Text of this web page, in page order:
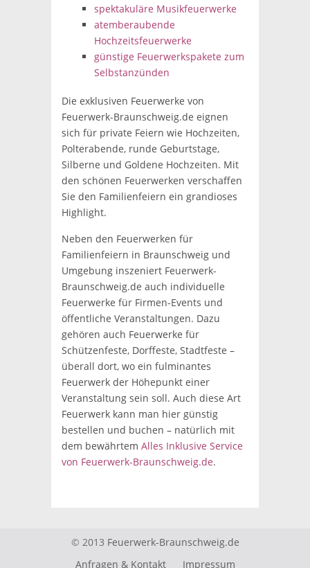
spektakuläre Musikfeuerwerke
atemberaubende
Hochzeitsfeuerwerke
günstige Feuerwerkspakete zum
Selbstanzünden
Die exklusiven Feuerwerke von
Feuerwerk-Braunschweig.de eignen
sich für private Feiern wie Hochzeiten,
Polterabende, runde Geburtstage,
Silberne und Goldene Hochzeiten. Mit
den schönen Feuerwerken verschaffen
Sie den Familienfeiern ein grandioses
Highlight.
Neben den Feuerwerken für
Familienfeiern in Braunschweig und
Umgebung inszeniert Feuerwerk-
Braunschweig.de auch individuelle
Feuerwerke für Firmen-Events und
öffentliche Veranstaltungen. Dazu
gehören auch Feuerwerke für
Schützenfeste, Dorffeste, Stadtfeste –
überall dort, wo ein fulminantes
Feuerwerk der Höhepunkt einer
Veranstaltung sein soll. Auch diese Art
Feuerwerk kann man hier günstig
bestellen und buchen – natürlich mit
dem bewährtem Alles Inklusive Service
von Feuerwerk-Braunschweig.de.
© 2013 Feuerwerk-Braunschweig.de
Anfragen & Kontakt
Impressum